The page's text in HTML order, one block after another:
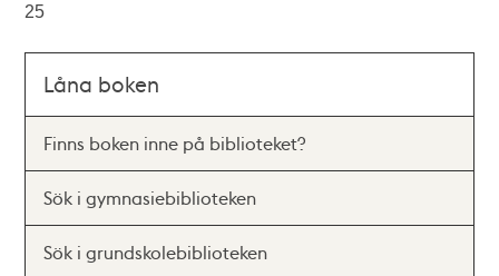
25
Låna boken
Finns boken inne på biblioteket?
Sök i gymnasiebiblioteken
Sök i grundskolebiblioteken